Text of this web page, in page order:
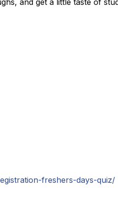
and get a little taste of
freshers-days-quiz/